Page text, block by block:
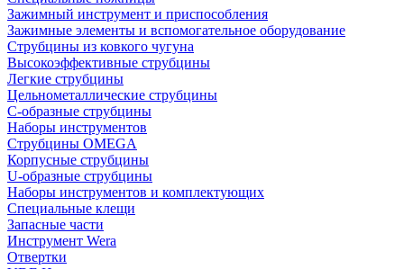
Зажимный инструмент и приспособления
Зажимные элементы и вспомогательное оборудование
Струбцины из ковкого чугуна
Высокоэффективные струбцины
Легкие струбцины
Цельнометаллические струбцины
C-образные струбцины
Наборы инструментов
Струбцины OMEGA
Корпусные струбцины
U-образные струбцины
Наборы инструментов и комплектующих
Специальные клещи
Запасные части
Инструмент Wera
Отвертки